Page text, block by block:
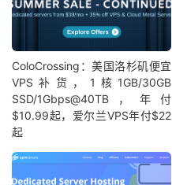
ColoCrossing：美国洛杉矶便宜
VPS补货，1核1GB/30GB
SSD/1Gbps@40TB，年付
$10.99起，爱尔兰VPS年付$22
起